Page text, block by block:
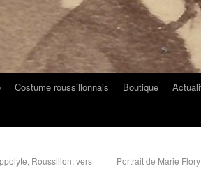
Costume roussillonnais Boutique
Roussillon, vers
Portrait de Marie